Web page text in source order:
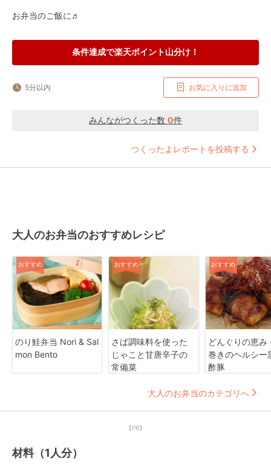
お弁当のご飯に♬
条件達成で楽天ポイント山分け！
5分以内 お気に入りに追加
みんながつくった数 0件
つくったよレポートを投稿する
大人のお弁当のおすすめレシピ
おすすめ
のり鮭弁当 Nori & Sal
mon Bento
おすすめ
さば調味料を使った
じゃこと甘唐辛子の
常備菜
おすすめ
どんぐりの恵み
巻きのヘルシー
酢豚
大人のお弁当のカテゴリへ
【PR】
材料（1人分）